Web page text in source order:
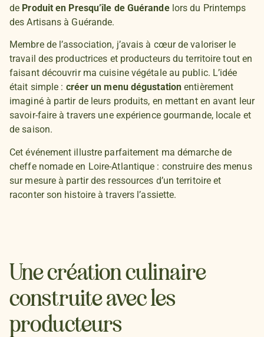
de Produit en Presqu’île de Guérandelors du Printemps
des Artisans à Guérande.
Membre de l’association, j’avais à cœur de valoriser le
travail des productrices et producteurs du territoire tout en
faisant découvrir ma cuisine végétale au public. L’idée
était simple : créer un menu dégustationentièrement
imaginé à partir de leurs produits, en mettant en avant leur
savoir-faire à travers une expérience gourmande, locale et
de saison.
Cet événement illustre parfaitement ma démarche de
cheffe nomade en Loire-Atlantique : construire des menus
sur mesure à partir des ressources d’un territoire et
raconter son histoire à travers l’assiette.
Une création culinaire
construite avec les
producteurs